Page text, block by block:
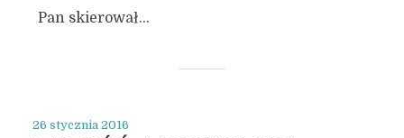
Pan skierował...
26 stycznia 2016